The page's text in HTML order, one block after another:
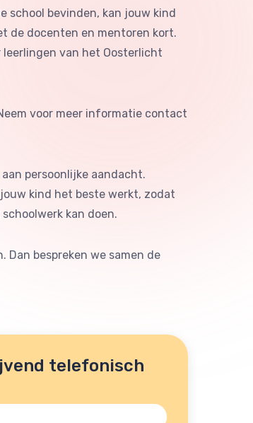
school bevinden, kan jouw kind
de docenten en mentoren kort.
van het Oosterlicht
voor meer informatie contact
persoonlijke aandacht.
jouw kind het beste werkt, zodat
kan doen.
bespreken we samen de
telefonisch